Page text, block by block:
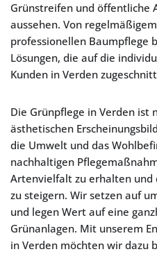
Grünstreifen und öffentliche
aussehen. Von
professionellen Baumpflege
Lösungen, die auf die
Kunden in Verden
Die Grünpflege in Verden ist
ästhetischen
die Umwelt und das
nachhaltigen
Artenvielfalt zu erhalten und
zu steigern. Wir setzen auf
und legen Wert auf eine
Grünanlagen. Mit unserem
in Verden möchten wir dazu